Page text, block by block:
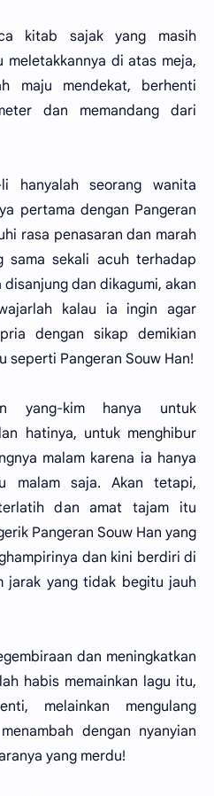
kitab sajak yang masih
meletakkannya di atas meja,
maju mendekat, berhenti
dan memandang dari
hanyalah seorang wanita
pertama dengan Pangeran
rasa penasaran dan marah
sama sekali acuh terhadap
dan dikagumi, akan
kalau ia ingin agar
dengan sikap demikian
seperti Pangeran Souw Han!
yang-kim hanya untuk
hatinya, untuk menghibur
malam karena ia hanya
malam saja. Akan tetapi,
dan amat tajam itu
Pangeran Souw Han yang
dan kini berdiri di
jarak yang tidak begitu jauh
dan meningkatkan
habis memainkan lagu itu,
melainkan mengulang
dengan nyanyian
yang merdu!